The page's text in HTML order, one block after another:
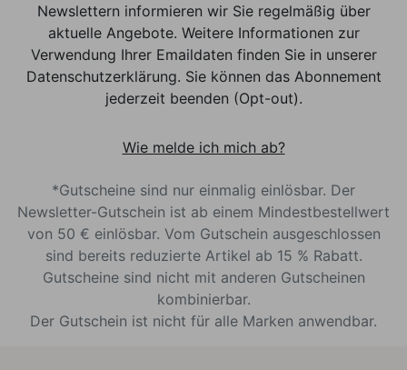
Newslettern informieren wir Sie regelmäßig über
aktuelle Angebote. Weitere Informationen zur
Verwendung Ihrer Emaildaten finden Sie in unserer
Datenschutzerklärung. Sie können das Abonnement
jederzeit beenden (Opt-out).
Wie melde ich mich ab?
*Gutscheine sind nur einmalig einlösbar. Der
Newsletter-Gutschein ist ab einem Mindestbestellwert
von 50 € einlösbar. Vom Gutschein ausgeschlossen
sind bereits reduzierte Artikel ab 15 % Rabatt.
Gutscheine sind nicht mit anderen Gutscheinen
kombinierbar.
Der Gutschein ist nicht für alle Marken anwendbar.